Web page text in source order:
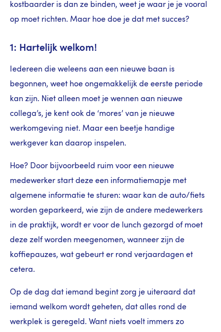
kostbaarder is dan ze binden, weet je waar je je vooral
op moet richten. Maar hoe doe je dat met succes?
1: Hartelijk welkom!
Iedereen die weleens aan een nieuwe baan is
begonnen, weet hoe ongemakkelijk de eerste periode
kan zijn. Niet alleen moet je wennen aan nieuwe
collega’s, je kent ook de ‘mores’ van je nieuwe
werkomgeving niet. Maar een beetje handige
werkgever kan daarop inspelen.
Hoe? Door bijvoorbeeld ruim voor een nieuwe
medewerker start deze een informatiemapje met
algemene informatie te sturen: waar kan de auto/fiets
worden geparkeerd, wie zijn de andere medewerkers
in de praktijk, wordt er voor de lunch gezorgd of moet
deze zelf worden meegenomen, wanneer zijn de
koffiepauzes, wat gebeurt er rond verjaardagen et
cetera.
Op de dag dat iemand begint zorg je uiteraard dat
iemand welkom wordt geheten, dat alles rond de
werkplek is geregeld. Want niets voelt immers zo